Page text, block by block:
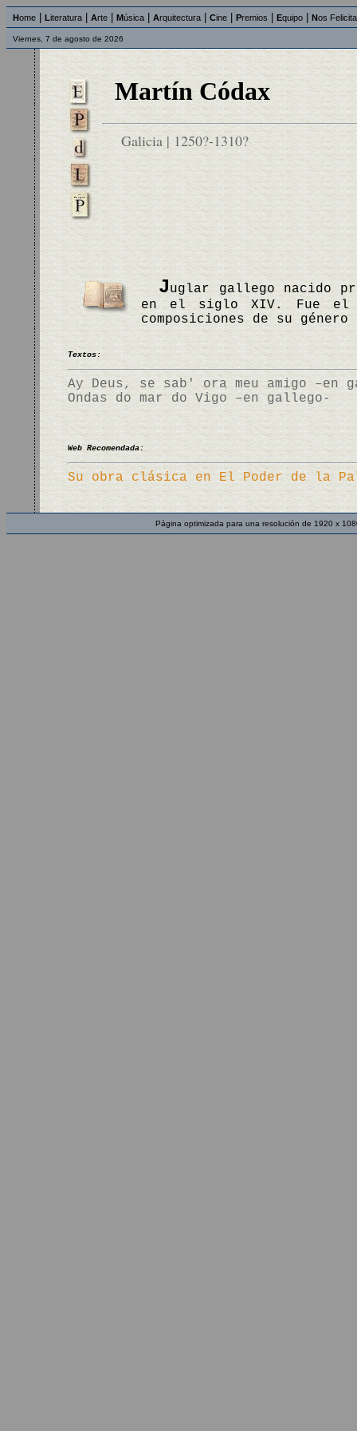
Home Literatura Arte Música Arquitectura Cine Premios Equipo Nos
Viernes, 7 de agosto de 2026
Martín Códax
Galicia | 1250?-1310?
Juglar gallego nacido
en el siglo XIV. Fue el
composiciones de su
Textos:
Ay Deus, se sab' ora meu amigo –en
Ondas do mar do Vigo –en gallego-
Web Recomendada:
Su obra clásica en El Poder de la
Página optimizada para una resolución de 1920 x